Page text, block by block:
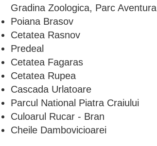
Gradina Zoologica, Parc Aventura
Poiana Brasov
Cetatea Rasnov
Predeal
Cetatea Fagaras
Cetatea Rupea
Cascada Urlatoare
Parcul National Piatra Craiului
Culoarul Rucar - Bran
Cheile Dambovicioarei